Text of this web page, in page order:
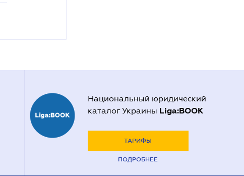
Национальный юридический
каталог Украины Liga:BOOK
ТАРИФЫ
ПОДРОБНЕЕ